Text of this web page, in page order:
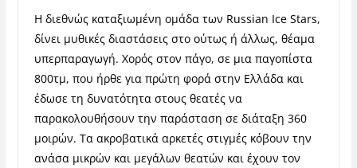
Η διεθνώς καταξιωμένη ομάδα των Russian Ice Stars,
δίνει μυθικές διαστάσεις στο ούτως ή άλλως, θέαμα
υπερπαραγωγή. Χορός στον πάγο, σε μια παγοπίστα
800τμ, που ήρθε για πρώτη φορά στην Ελλάδα και
έδωσε τη δυνατότητα στους θεατές να
παρακολουθήσουν την παράσταση σε διάταξη 360
μοιρών. Τα ακροβατικά αρκετές στιγμές κόβουν την
ανάσα μικρών και μεγάλων θεατών και έχουν τον